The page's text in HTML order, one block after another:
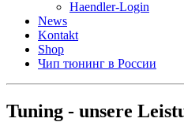
Haendler-Login
News
Kontakt
Shop
Чип тюнинг в России
Tuning - unsere